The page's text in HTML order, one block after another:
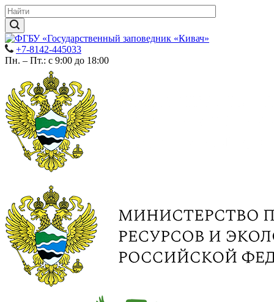
+7-8142-445033
Пн. – Пт.: с 9:00 до 18:00